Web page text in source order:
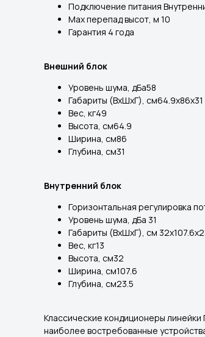
Подключение питания
Max перепад высот, м 10
Гарантия 4 года
Внешний блок
Уровень шума, дБа58
Габариты (ВхШхГ), см64.9x86x31
Вес, кг49
Высота, см64.9
Ширина, см86
Глубина, см31
Внутренний блок
Горизонтальная регулировка
Уровень шума, дБа 31
Габариты (ВхШхГ), см
Вес, кг13
Высота, см32
Ширина, см107.6
Глубина, см23.5
Классические кондиционеры
наиболее востребованные